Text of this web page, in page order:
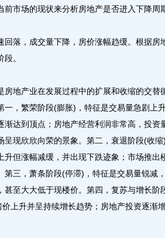
市场的现状来分析房地产是否进入下降周
落，成交量下降，房价涨幅趋缓。根据房
。
地产业在发展过程中的扩展和收缩的交替
，繁荣阶段(膨胀)，特征是交易量急剧上升
达到顶点；房地产经营利润非常高，投资
现欣欣向荣的景象。第二，衰退阶段(收缩)
但涨幅减缓，并出现下跌迹象；市场推出
第三，萧条阶段(停滞)，特征是交易量锐减
至大大低于现楼价。第四，复苏与增长阶
上升并呈持续增长趋势；房地产投资逐渐